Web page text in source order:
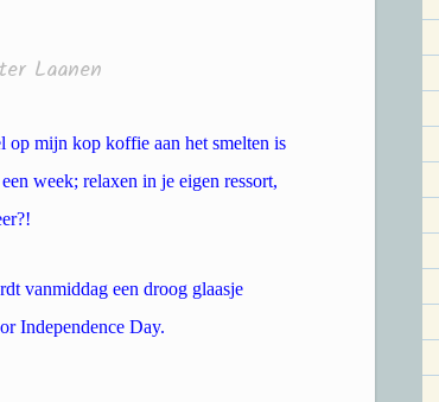
Laanen
op mijn kop koffie aan het smelten is
week; relaxen in je eigen ressort,
vanmiddag een droog glaasje
Independence Day.